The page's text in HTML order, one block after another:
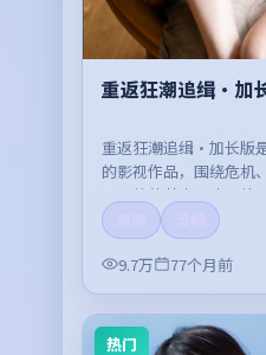
重返狂潮追缉·加
重返狂潮追缉·加长版
的影视作品，围绕危机
开，整体节奏紧凑，值
9.7万
77个月前
热门